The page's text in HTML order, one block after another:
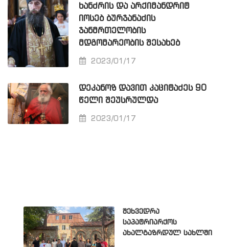
ᲮᲐᲜᲫᲠᲘᲡ ᲓᲐ ᲐᲠᲥᲘᲛᲐᲜᲓᲠᲘᲢ
ᲘᲝᲡᲔᲑ ᲑᲣᲠᲯᲐᲜᲐᲫᲘᲡ
ᲯᲐᲜᲛᲠᲗᲔᲚᲝᲑᲘᲡ
ᲛᲓᲒᲝᲛᲐᲠᲔᲝᲑᲘᲡ ᲨᲔᲡᲐᲮᲔᲑ
2023/01/17
ᲓᲔᲙᲐᲜᲝᲖ ᲓᲐᲕᲘᲗ ᲙᲐᲪᲘᲢᲐᲫᲔᲡ 90
ᲬᲔᲚᲘ ᲨᲔᲣᲡᲠᲣᲚᲓᲐ
2023/01/17
შეხვედრა
საპატრიარქოს
ახალგაზრდულ სახლში